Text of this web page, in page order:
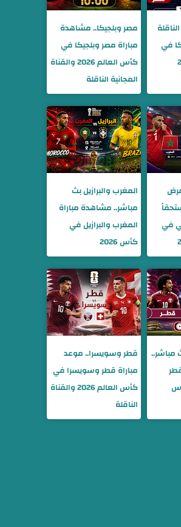
في
مصر وبلجيكا.. مشاهدة
مباراة مصر وبلجيكا في
كأس العالم 2026 والقناة
المجانية الناقلة
في
المغرب والبرازيل بث
مباشر.. مشاهدة مباراة
المغرب والبرازيل في
كأس 2026
مباشر..
قطر وسويسرا.. موعد
مباراة قطر وسويسرا في
كأس العالم 2026 والقناة
الناقلة